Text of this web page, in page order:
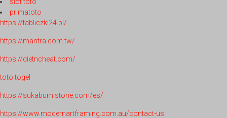
primatoto
https://tabliczki24.pl/
https://mantra.com.tw/
https://dietncheat.com/
toto togel
https://sukabumistone.com/es/
https://www.modernartframing.com.au/contact-us